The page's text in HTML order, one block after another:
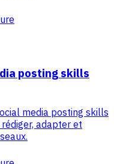
posting skills
media posting skills
adapter et